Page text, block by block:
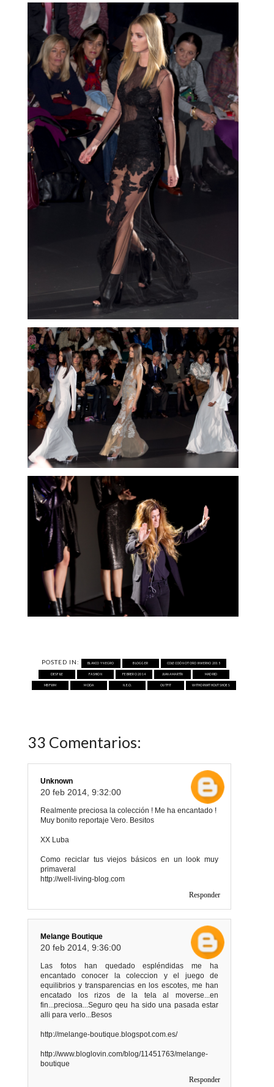
POSTED IN: BLANCO Y NEGRO BLOGGER COLECCIÓN OTOÑO INVIERNO 2015
DESFILE FASHION FEBRERO 2014 JUANA MARTÍN MADRID
MBFWM MODA N.E.O. OUTFIT WITHORWITHOUTSHOES
33 Comentarios:
Unknown
20 feb 2014, 9:32:00
Realmente preciosa la colección ! Me ha encantado !
Muy bonito reportaje Vero. Besitos
XX Luba
Como reciclar tus viejos básicos en un look muy
primaveral
http://well-living-blog.com
Responder
Melange Boutique
20 feb 2014, 9:36:00
Las fotos han quedado espléndidas me ha
encantado conocer la coleccion y el juego de
equilibrios y transparencias en los escotes, me han
encatado los rizos de la tela al moverse...en
fin...preciosa...Seguro qeu ha sido una pasada estar
alli para verlo...Besos
http://melange-boutique.blogspot.com.es/
http://www.bloglovin.com/blog/11451763/melange-
boutique
Responder